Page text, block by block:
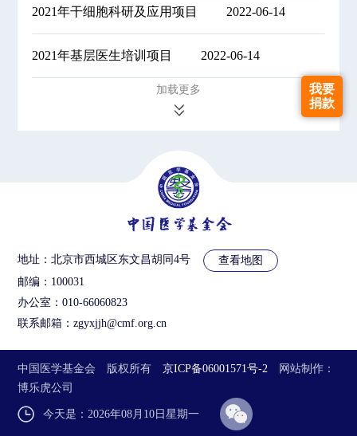
2021年干细胞科研及应用项目 2022-06-14
2021年基层医生培训项目 2022-06-14
加载更多
地址：北京市西城区东文昌胡同4号
查看地图
邮编：100031
办公室：010-66060823
联系邮箱：zgyxjjh@cmf.org.cn
中国医学基金会 版权所有京ICP备06001571号-2 网站制作 ：
博乐虎公司
今天是：2026年08月10日星期一
我要
捐款